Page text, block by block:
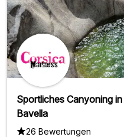
Sportliches Canyoning
Bavella
26 Bewertungen